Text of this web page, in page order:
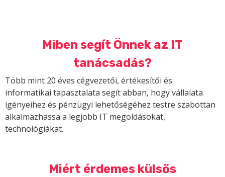
Miben segít Önnek az IT
tanácsadás?
Több mint 20 éves cégvezetői, értékesítői és
informatikai tapasztalata segít abban, hogy vállalata
igényeihez és pénzügyi lehetőségéhez testre szabottan
alkalmazhassa a legjobb IT megoldásokat,
technológiákat.
Miért érdemes külsős